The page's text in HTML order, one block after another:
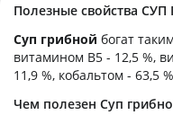
Полезные свойства
Суп грибной богат
витамином B5 - 12,5 %,
11,9 %, кобальтом - 63,5
Чем полезен Суп